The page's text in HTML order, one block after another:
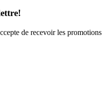
de recevoir les promotions